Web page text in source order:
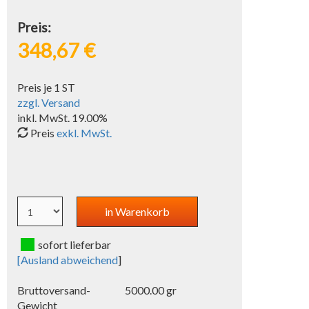
Preis:
348,67 €
Preis je 1 ST
zzgl. Versand
inkl. MwSt. 19.00%
Preisexkl. MwSt.
sofort lieferbar
[Ausland abweichend]
Bruttoversand-
Gewicht
5000.00 gr